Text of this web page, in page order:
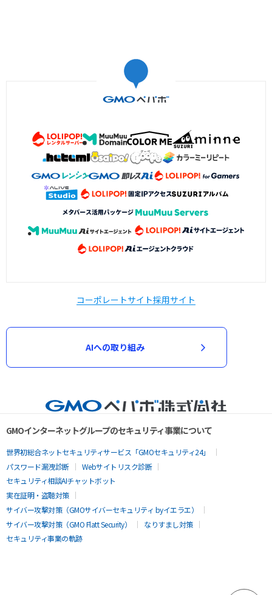
コーポレートサイト採用サイト
AIへの取り組み
GMOインターネットグループのセキュリティ事業について
世界初総合ネットセキュリティサービス「GMOセキュリティ24」
パスワード漏洩診断
Webサイトリスク診断
セキュリティ相談AIチャットボット
実在証明・盗聴対策
サイバー攻撃対策（GMOサイバーセキュリティ byイエラエ）
サイバー攻撃対策（GMO Flatt Security）
なりすまし対策
セキュリティ事業の軌跡